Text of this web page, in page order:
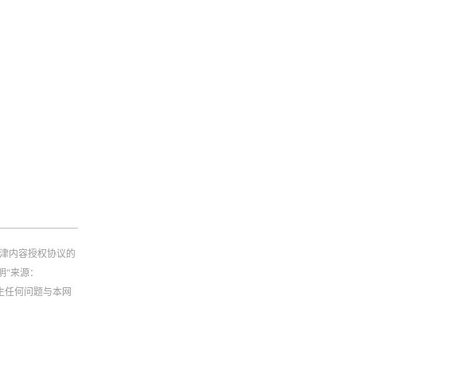
内容授权协议的
来源：
任何问题与本网